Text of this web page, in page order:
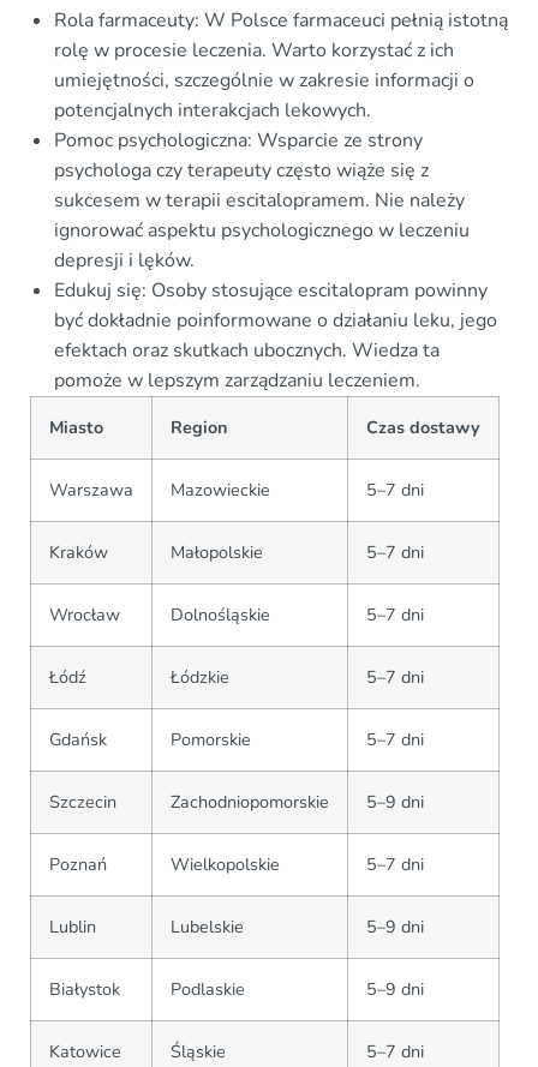
Rola farmaceuty: W Polsce farmaceuci pełnią istotną
rolę w procesie leczenia. Warto korzystać z ich
umiejętności, szczególnie w zakresie informacji o
potencjalnych interakcjach lekowych.
Pomoc psychologiczna: Wsparcie ze strony
psychologa czy terapeuty często wiąże się z
sukcesem w terapii escitalopramem. Nie należy
ignorować aspektu psychologicznego w leczeniu
depresji i lęków.
Edukuj się: Osoby stosujące escitalopram powinny
być dokładnie poinformowane o działaniu leku, jego
efektach oraz skutkach ubocznych. Wiedza ta
pomoże w lepszym zarządzaniu leczeniem.
Miasto Region Czas dostawy
Warszawa Mazowieckie 5–7 dni
Kraków Małopolskie 5–7 dni
Wrocław Dolnośląskie 5–7 dni
Łódź Łódzkie 5–7 dni
Gdańsk Pomorskie 5–7 dni
Szczecin Zachodniopomorskie 5–9 dni
Poznań Wielkopolskie 5–7 dni
Lublin Lubelskie 5–9 dni
Białystok Podlaskie 5–9 dni
Katowice Śląskie 5–7 dni